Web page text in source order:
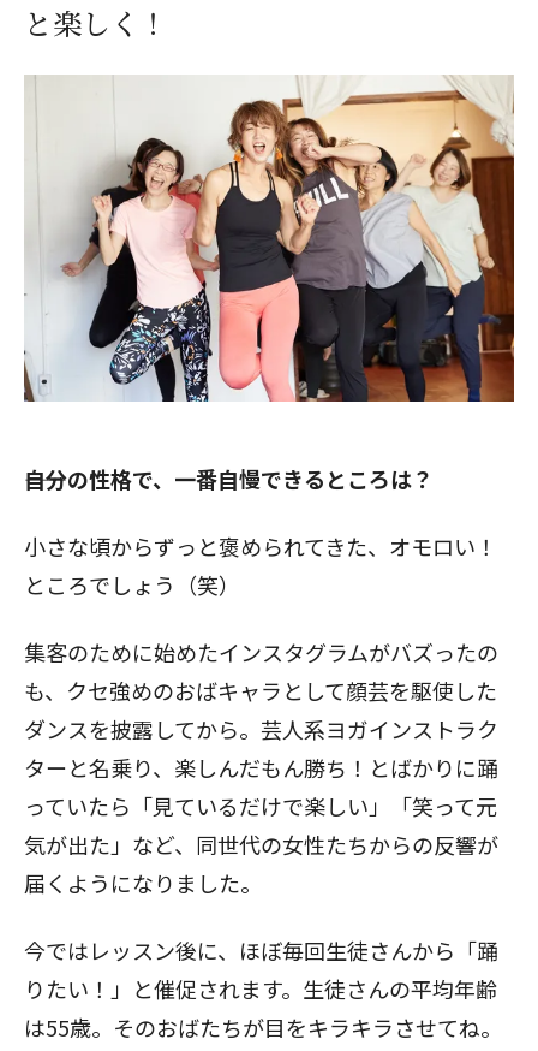
と楽しく！
――自分の性格で、一番自慢できるところは？
小さな頃からずっと褒められてきた、オモロい！
ところでしょう（笑）
集客のために始めたインスタグラムがバズったの
も、クセ強めのおばキャラとして顔芸を駆使した
ダンスを披露してから。芸人系ヨガインストラク
ターと名乗り、楽しんだもん勝ち！とばかりに踊
っていたら「見ているだけで楽しい」「笑って元
気が出た」など、同世代の女性たちからの反響が
届くようになりました。
今ではレッスン後に、ほぼ毎回生徒さんから「踊
りたい！」と催促されます。生徒さんの平均年齢
は55歳。そのおばたちが目をキラキラさせてね。